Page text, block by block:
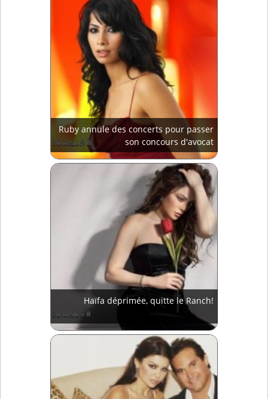
Ruby annule des concerts pour passer
son concours d'avocat
Haïfa déprimée, quitte le Ranch!